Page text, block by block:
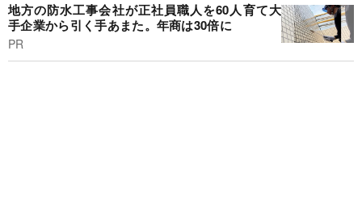
地方の防水工事会社が正社員職人を60人育て大
手企業から引く手あまた。年商は30倍に
PR